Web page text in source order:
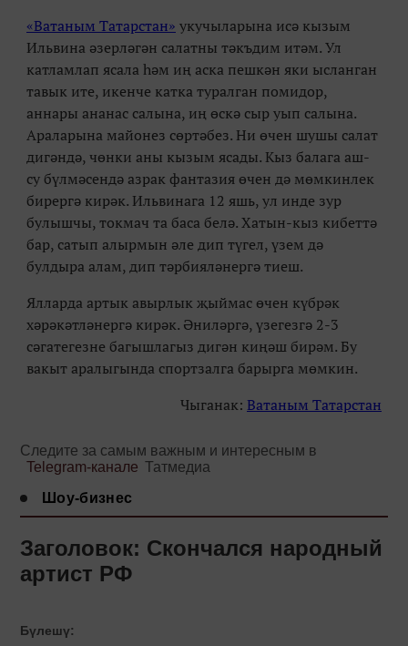
«Ватаным Татарстан» укучыларына исә кызым
Ильвина әзерләгән салатны тәкъдим итәм. Ул
катламлап ясала һәм иң аска пешкән яки ысланган
тавык ите, икенче катка туралган помидор,
аннары ананас салына, иң өскә сыр уып салына.
Араларына майонез сөртәбез. Ни өчен шушы салат
дигәндә, чөнки аны кызым ясады. Кыз балага аш-
су бүлмәсендә азрак фантазия өчен дә мөмкинлек
бирергә кирәк. Ильвинага 12 яшь, ул инде зур
булышчы, токмач та баса белә. Хатын-кыз кибеттә
бар, сатып алырмын әле дип түгел, үзем дә
булдыра алам, дип тәрбияләнергә тиеш.
Ялларда артык авырлык җыймас өчен күбрәк
хәрәкәтләнергә кирәк. Әниләргә, үзегезгә 2-3
сәгатегезне багышлагыз дигән киңәш бирәм. Бу
вакыт аралыгында спортзалга барырга мөмкин.
Чыганак: Ватаным Татарстан
Следите за самым важным и интересным в
Telegram-канале Татмедиа
Шоу-бизнес
Заголовок: Скончался народный
артист РФ
Бүлешү: